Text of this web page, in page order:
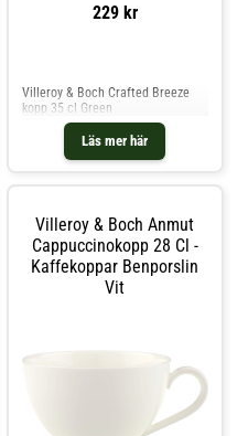
229 kr
Läs mer här
Villeroy & Boch Crafted Breeze
kopp 35 cl Green
Villeroy & Boch Anmut
Cappuccinokopp 28 Cl -
Kaffekoppar Benporslin
Vit